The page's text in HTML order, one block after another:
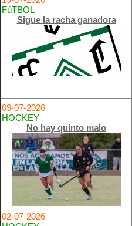
FúTBOL
Sigue la racha ganadora
09-07-2026
HOCKEY
No hay quinto malo
02-07-2026